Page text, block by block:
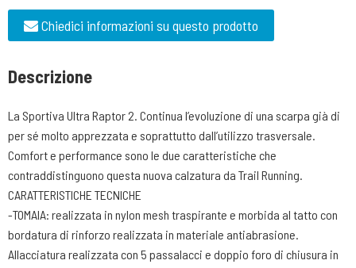
Chiedici informazioni su questo prodotto
Descrizione
La Sportiva Ultra Raptor 2. Continua l’evoluzione di una scarpa già di
per sé molto apprezzata e soprattutto dall’utilizzo trasversale.
Comfort e performance sono le due caratteristiche che
contraddistinguono questa nuova calzatura da Trail Running.
CARATTERISTICHE TECNICHE
-TOMAIA: realizzata in nylon mesh traspirante e morbida al tatto con
bordatura di rinforzo realizzata in materiale antiabrasione.
Allacciatura realizzata con 5 passalacci e doppio foro di chiusura in